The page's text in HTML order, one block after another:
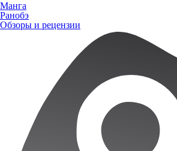
Манга
Ранобэ
Обзоры и рецензии